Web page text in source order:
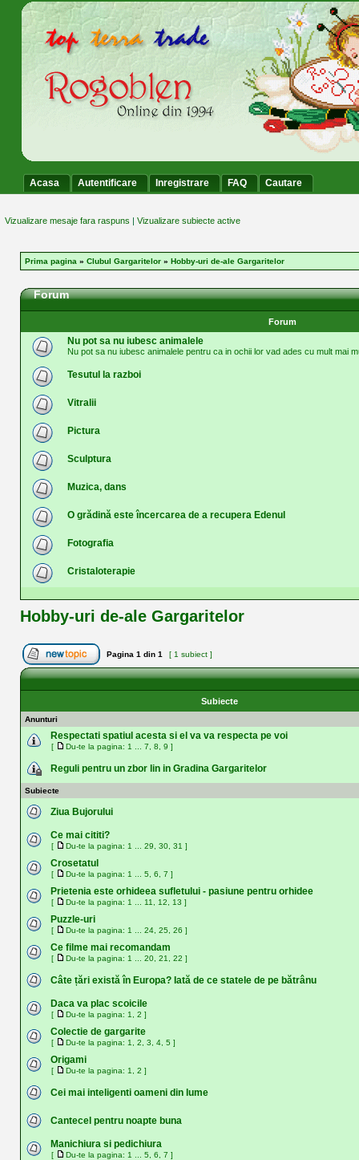
Acasa Autentificare Inregistrare FAQ Cautare
Vizualizare mesaje fara raspuns | Vizualizare subiecte active
Prima pagina » Clubul Gargaritelor » Hobby-uri de-ale Gargaritelor
Forum
Forum
Nu pot sa nu iubesc animalele
Nu pot sa nu iubesc animalele pentru ca in ochii lor vad ades cu mult mai
Tesutul la razboi
Vitralii
Pictura
Sculptura
Muzica, dans
O grădină este încercarea de a recupera Edenul
Fotografia
Cristaloterapie
Hobby-uri de-ale Gargaritelor
Pagina 1 din 1 [ 1 subiect ]
Subiecte
Anunturi
Respectati spatiul acesta si el va va respecta pe voi
[ Du-te la pagina: 1 7 8 9 ]
Reguli pentru un zbor lin in Gradina Gargaritelor
Subiecte
Ziua Bujorului
Ce mai cititi?
[ Du-te la pagina: 1 29 30 31 ]
Crosetatul
[ Du-te la pagina: 1 5 6 7 ]
Prietenia este orhideea sufletului - pasiune pentru orhidee
[ Du-te la pagina: 1 11 12 13 ]
Puzzle-uri
[ Du-te la pagina: 1 24 25 26 ]
Ce filme mai recomandam
[ Du-te la pagina: 1 20 21 22 ]
Câte țări există în Europa? Iată de ce statele de pe bătrânu
Daca va plac scoicile
[ Du-te la pagina: 1 2 ]
Colectie de gargarite
[ Du-te la pagina: 1 2 3 4 5 ]
Origami
[ Du-te la pagina: 1 2 ]
Cei mai inteligenti oameni din lume
Cantecel pentru noapte buna
Manichiura si pedichiura
[ Du-te la pagina: 1 5 6 7 ]